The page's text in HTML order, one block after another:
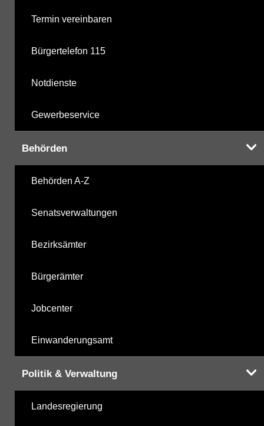
Termin vereinbaren
Bürgertelefon 115
Notdienste
Gewerbeservice
Behörden
Behörden A-Z
Senatsverwaltungen
Bezirksämter
Bürgerämter
Jobcenter
Einwanderungsamt
Politik & Verwaltung
Landesregierung